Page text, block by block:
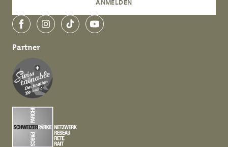
ANMELDEN
FacebookInstagramTikTokYouTube
Partner